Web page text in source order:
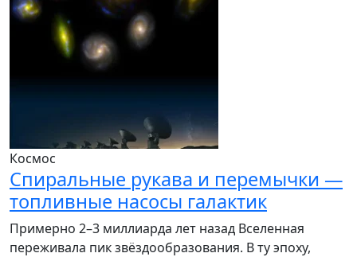
Космос
Спиральные рукава и перемычки —
топливные насосы галактик
Примерно 2–3 миллиарда лет назад Вселенная
переживала пик звёздообразования. В ту эпоху,